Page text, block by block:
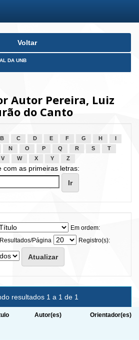
Voltar
DA UNB
Autor Pereira, Luiz
do Canto
B C D E F G H
N O P Q R S
T
V W X Y Z
com as primeiras letras:
Em ordem:
Resultados/Página
Registro(s):
resultados 1 a 1 de 1
Autor(es) Orientador(es)